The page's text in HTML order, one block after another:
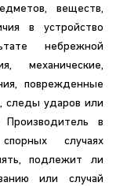
веществ,
небрежной
механические,
поврежденные
следы ударов или
случаях
подлежит ли
или случай